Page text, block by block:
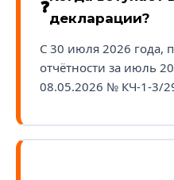
декларации?
С 30 июля 2026 года,
отчётности за июль
08.05.2026 № КЧ-1-3/